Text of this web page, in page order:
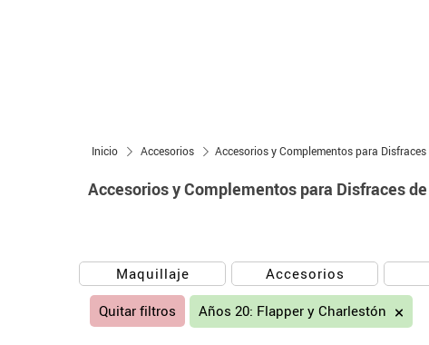
Inicio Accesorios Accesorios y Complementos para Disfraces
Accesorios y Complementos para Disfraces
Maquillaje Accesorios
Quitar filtros Años 20: Flapper y Charlestón